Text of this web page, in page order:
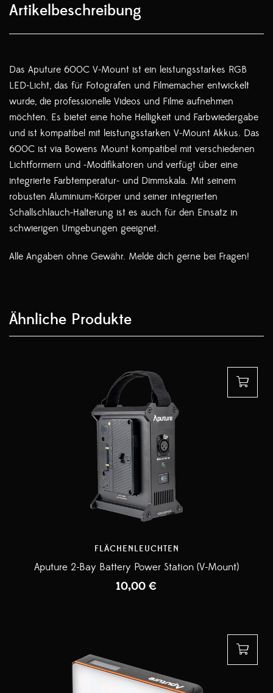
Artikelbeschreibung
Das Aputure 600C V-Mount ist ein leistungsstarkes RGB
LED-Licht, das für Fotografen und Filmemacher entwickelt
wurde, die professionelle Videos und Filme aufnehmen
möchten. Es bietet eine hohe Helligkeit und Farbwiedergabe
und ist kompatibel mit leistungsstarken V-Mount Akkus. Das
600C ist via Bowens Mount kompatibel mit verschiedenen
Lichtformern und -Modifikatoren und verfügt über eine
integrierte Farbtemperatur- und Dimmskala. Mit seinem
robusten Aluminium-Körper und seiner integrierten
Schallschlauch-Halterung ist es auch für den Einsatz in
schwierigen Umgebungen geeignet.
Alle Angaben ohne Gewähr. Melde dich gerne bei Fragen!
Ähnliche Produkte
FLÄCHENLEUCHTEN
Aputure 2-Bay Battery Power Station (V-Mount)
10,00 €